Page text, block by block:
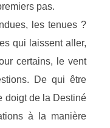
pas.
les tenues ?
qui laissent aller,
certains, le vent
De qui être
doigt de la Destiné
à la manière